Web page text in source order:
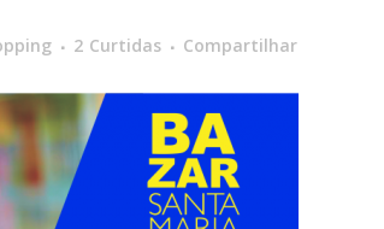
2 Curtidas Compartilhar